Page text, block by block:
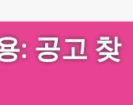
: 공고 찾